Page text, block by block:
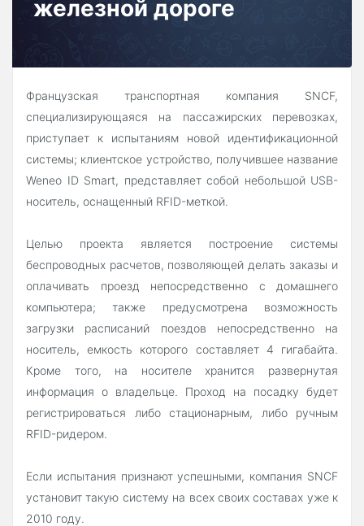
железной дороге
Французская транспортная компания SNCF,
специализирующаяся на пассажирских перевозках,
приступает к испытаниям новой идентификационной
системы; клиентское устройство, получившее название
Weneo ID Smart, представляет собой небольшой USB-
носитель, оснащенный RFID-меткой.
Целью проекта является построение системы
беспроводных расчетов, позволяющей делать заказы и
оплачивать проезд непосредственно с домашнего
компьютера; также предусмотрена возможность
загрузки расписаний поездов непосредственно на
носитель, емкость которого составляет 4 гигабайта.
Кроме того, на носителе хранится развернутая
информация о владельце. Проход на посадку будет
регистрироваться либо стационарным, либо ручным
RFID-ридером.
Если испытания признают успешными, компания SNCF
установит такую систему на всех своих составах уже к
2010 году.